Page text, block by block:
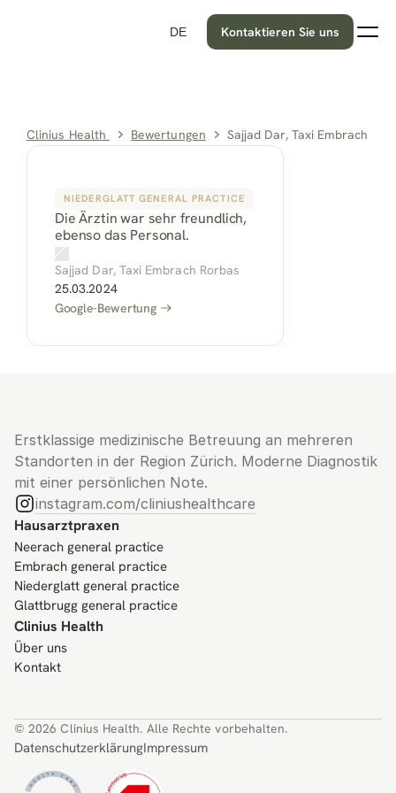
DE Kontaktieren Sie uns
Clinius Health Bewertungen Sajjad Dar, Taxi Embrach
NIEDERGLATT GENERAL PRACTICE
Die Ärztin war sehr freundlich,
ebenso das Personal.
Sajjad Dar, Taxi Embrach Rorbas
25.03.2024
Google-Bewertung
Erstklassige medizinische Betreuung an mehreren
Standorten in der Region Zürich. Moderne Diagnostik
mit einer persönlichen Note.
instagram.com/cliniushealthcare
Hausarztpraxen
Neerach general practice
Embrach general practice
Niederglatt general practice
Glattbrugg general practice
Clinius Health
Über uns
Kontakt
© 2026 Clinius Health. Alle Rechte vorbehalten.
DatenschutzerklärungImpressum